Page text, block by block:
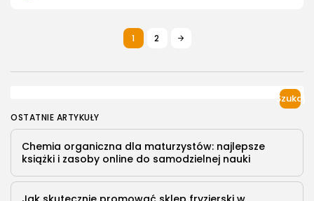
1 2
Szukaj
OSTATNIE ARTYKUŁY
Chemia organiczna dla maturzystów: najlepsze
książki i zasoby online do samodzielnej nauki